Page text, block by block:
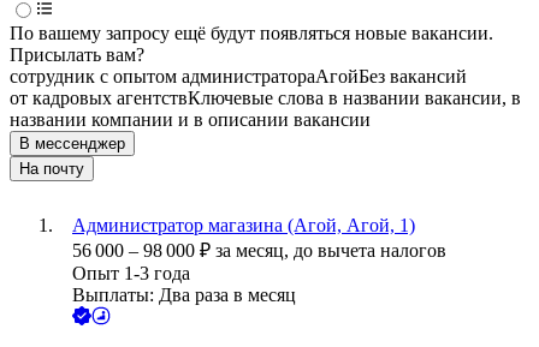
По вашему запросу ещё будут появляться новые вакансии.
Присылать вам?
сотрудник с опытом администратораАгойБез вакансий
от кадровых агентствКлючевые слова в названии вакансии, в
названии компании и в описании вакансии
В мессенджер
На почту
Администратор магазина (Агой, Агой, 1)
56 000 – 98 000 ₽ за месяц, до вычета налогов
Опыт 1-3 года
Выплаты: Два раза в месяц